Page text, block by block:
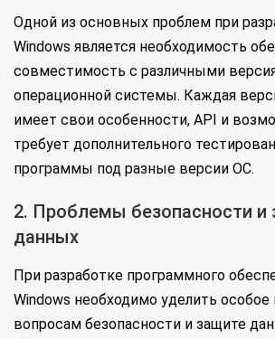
Одной из основных проблем при
Windows является необходимость
совместимость с различными
операционной системы. Каждая
имеет свои особенности, API и
требует дополнительного
программы под разные версии ОС.
2. Проблемы безопасности и
данных
При разработке программного
Windows необходимо уделить
вопросам безопасности и защите